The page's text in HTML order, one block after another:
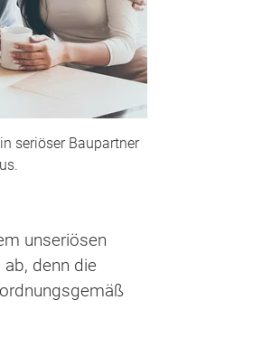
seriöser Baupartner
unseriösen
denn die